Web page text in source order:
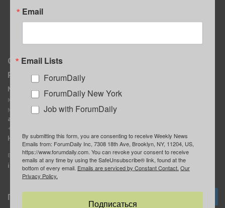
О нас
Реклама
MediaKit
Контактное лицо:
Марина Баранчук
ad@forumdaily.com
+1 347-604-1261
Наши рекламодатели
E-mail редакции:
info@forumdaily.com
Группа “ИЩУ СОВЕТА”
ForumDaily
Подписка
Email
Email Lists
ForumDaily
ForumDaily New York
Job with ForumDaily
By submitting this form, you are consenting to receive Weekly News
Emails from: ForumDaily Inc, 7308 18th Ave, Brooklyn, NY, 11204, US,
https://www.forumdaily.com. You can revoke your consent to receive
emails at any time by using the SafeUnsubscribe® link, found at the
bottom of every email. Emails are serviced by Constant Contact. Our
Privacy Policy.
Подписаться